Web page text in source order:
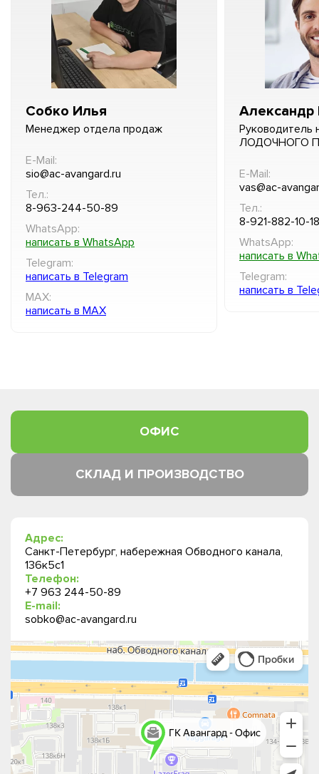
Собко Илья
Менеджер отдела продаж
E-Mail:
sio@ac-avangard.ru
Тел.:
8-963-244-50-89
WhatsApp:
написать в WhatsApp
Telegram:
написать в Telegram
MAX:
написать в MAX
Александр
Руководитель
ЛОДОЧНОГО
E-Mail:
vas@ac-
Тел.:
8-921-882-10-18
WhatsApp:
написать в
Telegram:
написать в
ОФИС
СКЛАД И ПРОИЗВОДСТВО
Адрес:
Санкт-Петербург, набережная Обводного канала,
136к5с1
Телефон:
+7 963 244-50-89
E-mail:
sobko@ac-avangard.ru